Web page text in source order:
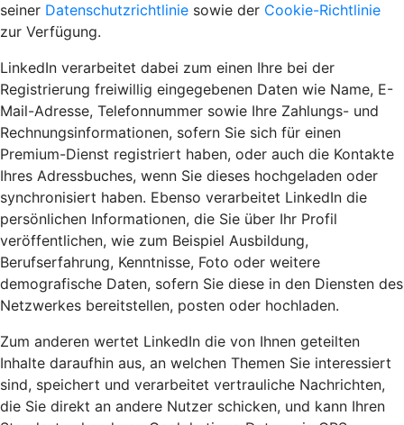
seiner Datenschutzrichtlinie sowie der Cookie-Richtlinie
zur Verfügung.
LinkedIn verarbeitet dabei zum einen Ihre bei der
Registrierung freiwillig eingegebenen Daten wie Name, E-
Mail-Adresse, Telefonnummer sowie Ihre Zahlungs- und
Rechnungsinformationen, sofern Sie sich für einen
Premium-Dienst registriert haben, oder auch die Kontakte
Ihres Adressbuches, wenn Sie dieses hochgeladen oder
synchronisiert haben. Ebenso verarbeitet LinkedIn die
persönlichen Informationen, die Sie über Ihr Profil
veröffentlichen, wie zum Beispiel Ausbildung,
Berufserfahrung, Kenntnisse, Foto oder weitere
demografische Daten, sofern Sie diese in den Diensten des
Netzwerkes bereitstellen, posten oder hochladen.
Zum anderen wertet LinkedIn die von Ihnen geteilten
Inhalte daraufhin aus, an welchen Themen Sie interessiert
sind, speichert und verarbeitet vertrauliche Nachrichten,
die Sie direkt an andere Nutzer schicken, und kann Ihren